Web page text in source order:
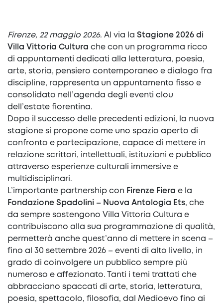
Firenze, 22 maggio 2026. Al via la Stagione 2026 di
Villa Vittoria Cultura che con un programma ricco
di appuntamenti dedicati alla letteratura, poesia,
arte, storia, pensiero contemporaneo e dialogo fra
discipline, rappresenta un appuntamento fisso e
consolidato nell’agenda degli eventi clou
dell’estate fiorentina.
Dopo il successo delle precedenti edizioni, la nuova
stagione si propone come uno spazio aperto di
confronto e partecipazione, capace di mettere in
relazione scrittori, intellettuali, istituzioni e pubblico
attraverso esperienze culturali immersive e
multidisciplinari.
L’importante partnership con Firenze Fiera e la
Fondazione Spadolini – Nuova Antologia Ets, che
da sempre sostengono Villa Vittoria Cultura e
contribuiscono alla sua programmazione di qualità,
permetterà anche quest’anno di mettere in scena –
fino al 30 settembre 2026 – eventi di alto livello, in
grado di coinvolgere un pubblico sempre più
numeroso e affezionato. Tanti i temi trattati che
abbracciano spaccati di arte, storia, letteratura,
poesia, spettacolo, filosofia, dal Medioevo fino ai